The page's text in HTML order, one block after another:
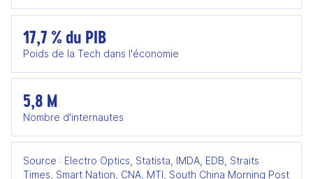
17,7 % du PIB
Poids de la Tech dans l'économie
5,8 M
Nombre d'internautes
Source : Electro Optics, Statista, IMDA, EDB, Straits
Times, Smart Nation, CNA, MTI, South China Morning Post